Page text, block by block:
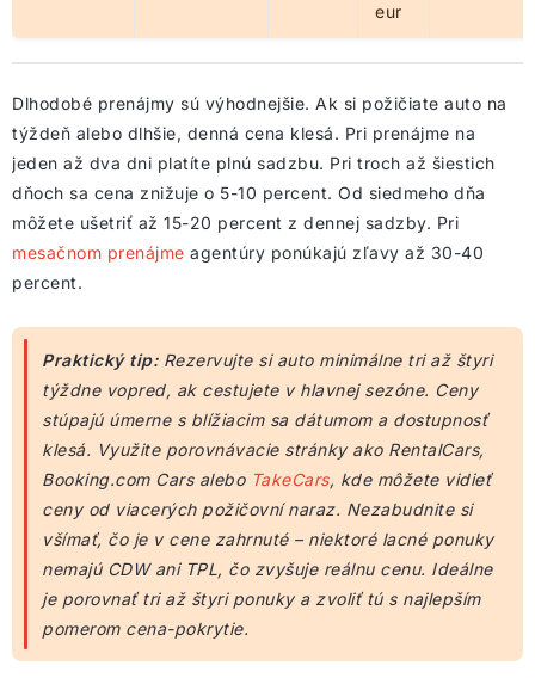
eur
Dlhodobé prenájmy sú výhodnejšie. Ak si požičiate auto na
týždeň alebo dlhšie, denná cena klesá. Pri prenájme na
jeden až dva dni platíte plnú sadzbu. Pri troch až šiestich
dňoch sa cena znižuje o 5-10 percent. Od siedmeho dňa
môžete ušetriť až 15-20 percent z dennej sadzby. Pri
mesačnom prenájme agentúry ponúkajú zľavy až 30-40
percent.
Praktický tip:Rezervujte si auto minimálne tri až štyri
týždne vopred, ak cestujete v hlavnej sezóne. Ceny
stúpajú úmerne s blížiacim sa dátumom a dostupnosť
klesá. Využite porovnávacie stránky ako RentalCars,
Booking.com Cars alebo TakeCars, kde môžete vidieť
ceny od viacerých požičovní naraz. Nezabudnite si
všímať, čo je v cene zahrnuté – niektoré lacné ponuky
nemajú CDW ani TPL, čo zvyšuje reálnu cenu. Ideálne
je porovnať tri až štyri ponuky a zvoliť tú s najlepším
pomerom cena-pokrytie.